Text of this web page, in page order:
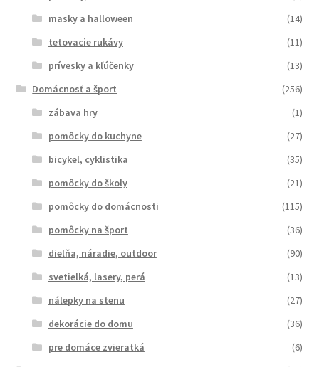
masky a halloween
(14)
tetovacie rukávy
(11)
prívesky a kľúčenky
(13)
Domácnosť a šport
(256)
zábava hry
(1)
pomôcky do kuchyne
(27)
bicykel, cyklistika
(35)
pomôcky do školy
(21)
pomôcky do domácnosti
(115)
pomôcky na šport
(36)
dielňa, náradie, outdoor
(90)
svetielká, lasery, perá
(13)
nálepky na stenu
(27)
dekorácie do domu
(36)
pre domáce zvieratká
(6)